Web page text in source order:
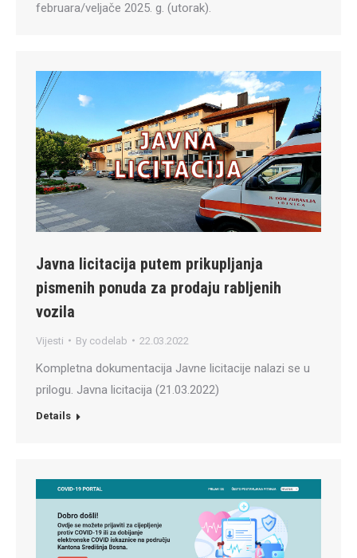
februara/veljače 2025. g. (utorak).
Javna licitacija putem prikupljanja
pismenih ponuda za prodaju rabljenih
vozila
Vijesti By codelab 22.03.2022
Kompletna dokumentacija Javne licitacije nalazi se u
prilogu. Javna licitacija (21.03.2022)
Details